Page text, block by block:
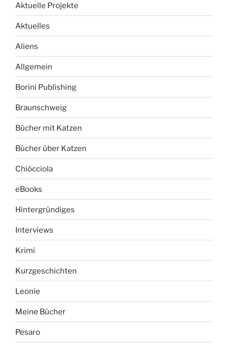
Aktuelle Projekte
Aktuelles
Aliens
Allgemein
Borini Publishing
Braunschweig
Bücher mit Katzen
Bücher über Katzen
Chiòcciola
eBooks
Hintergründiges
Interviews
Krimi
Kurzgeschichten
Leonie
Meine Bücher
Pesaro